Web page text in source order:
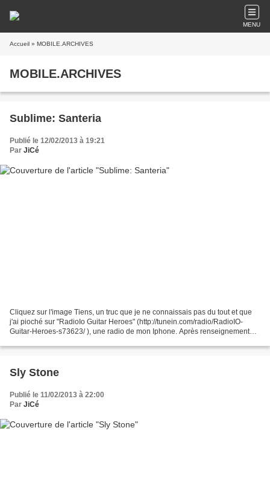
MENU
Accueil » MOBILE.ARCHIVES
MOBILE.ARCHIVES
Sublime: Santeria
Publié le 12/02/2013 à 19:21
Par JiCé
Cliquez sur l'image Tiens, un truc que je ne connaissais pas du tout et que
j'ai pioché sur "RadioIo Guitar Heroes" (http://tunein.com/radio/RadioIO-
Guitar-Heroes-s73623/ ), une radio de mon Iphone. Après renseignement
Sly Stone
Publié le 11/02/2013 à 22:00
Par JiCé